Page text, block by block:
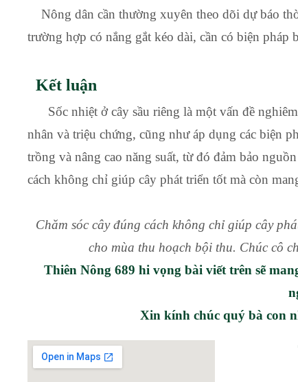
Nông dân cần thường xuyên theo dõi dự báo
trường hợp có nắng gắt kéo dài, cần có biện pháp
Kết luận
Sốc nhiệt ở cây sầu riêng là một vấn đề
nhân và triệu chứng, cũng như áp dụng các biện
trồng và nâng cao năng suất, từ đó đảm bảo
cách không chỉ giúp cây phát triển tốt mà còn
Chăm sóc cây đúng cách không chỉ giúp cây
cho mùa thu hoạch bội thu. Chúc cô
Thiên Nông 689 hi vọng bài viết trên sẽ
Xin kính chúc quý bà con